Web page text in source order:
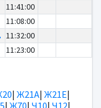
11:41:00
11:08:00
11:32:00
11:23:00
| Ж21А| Ж21Е|